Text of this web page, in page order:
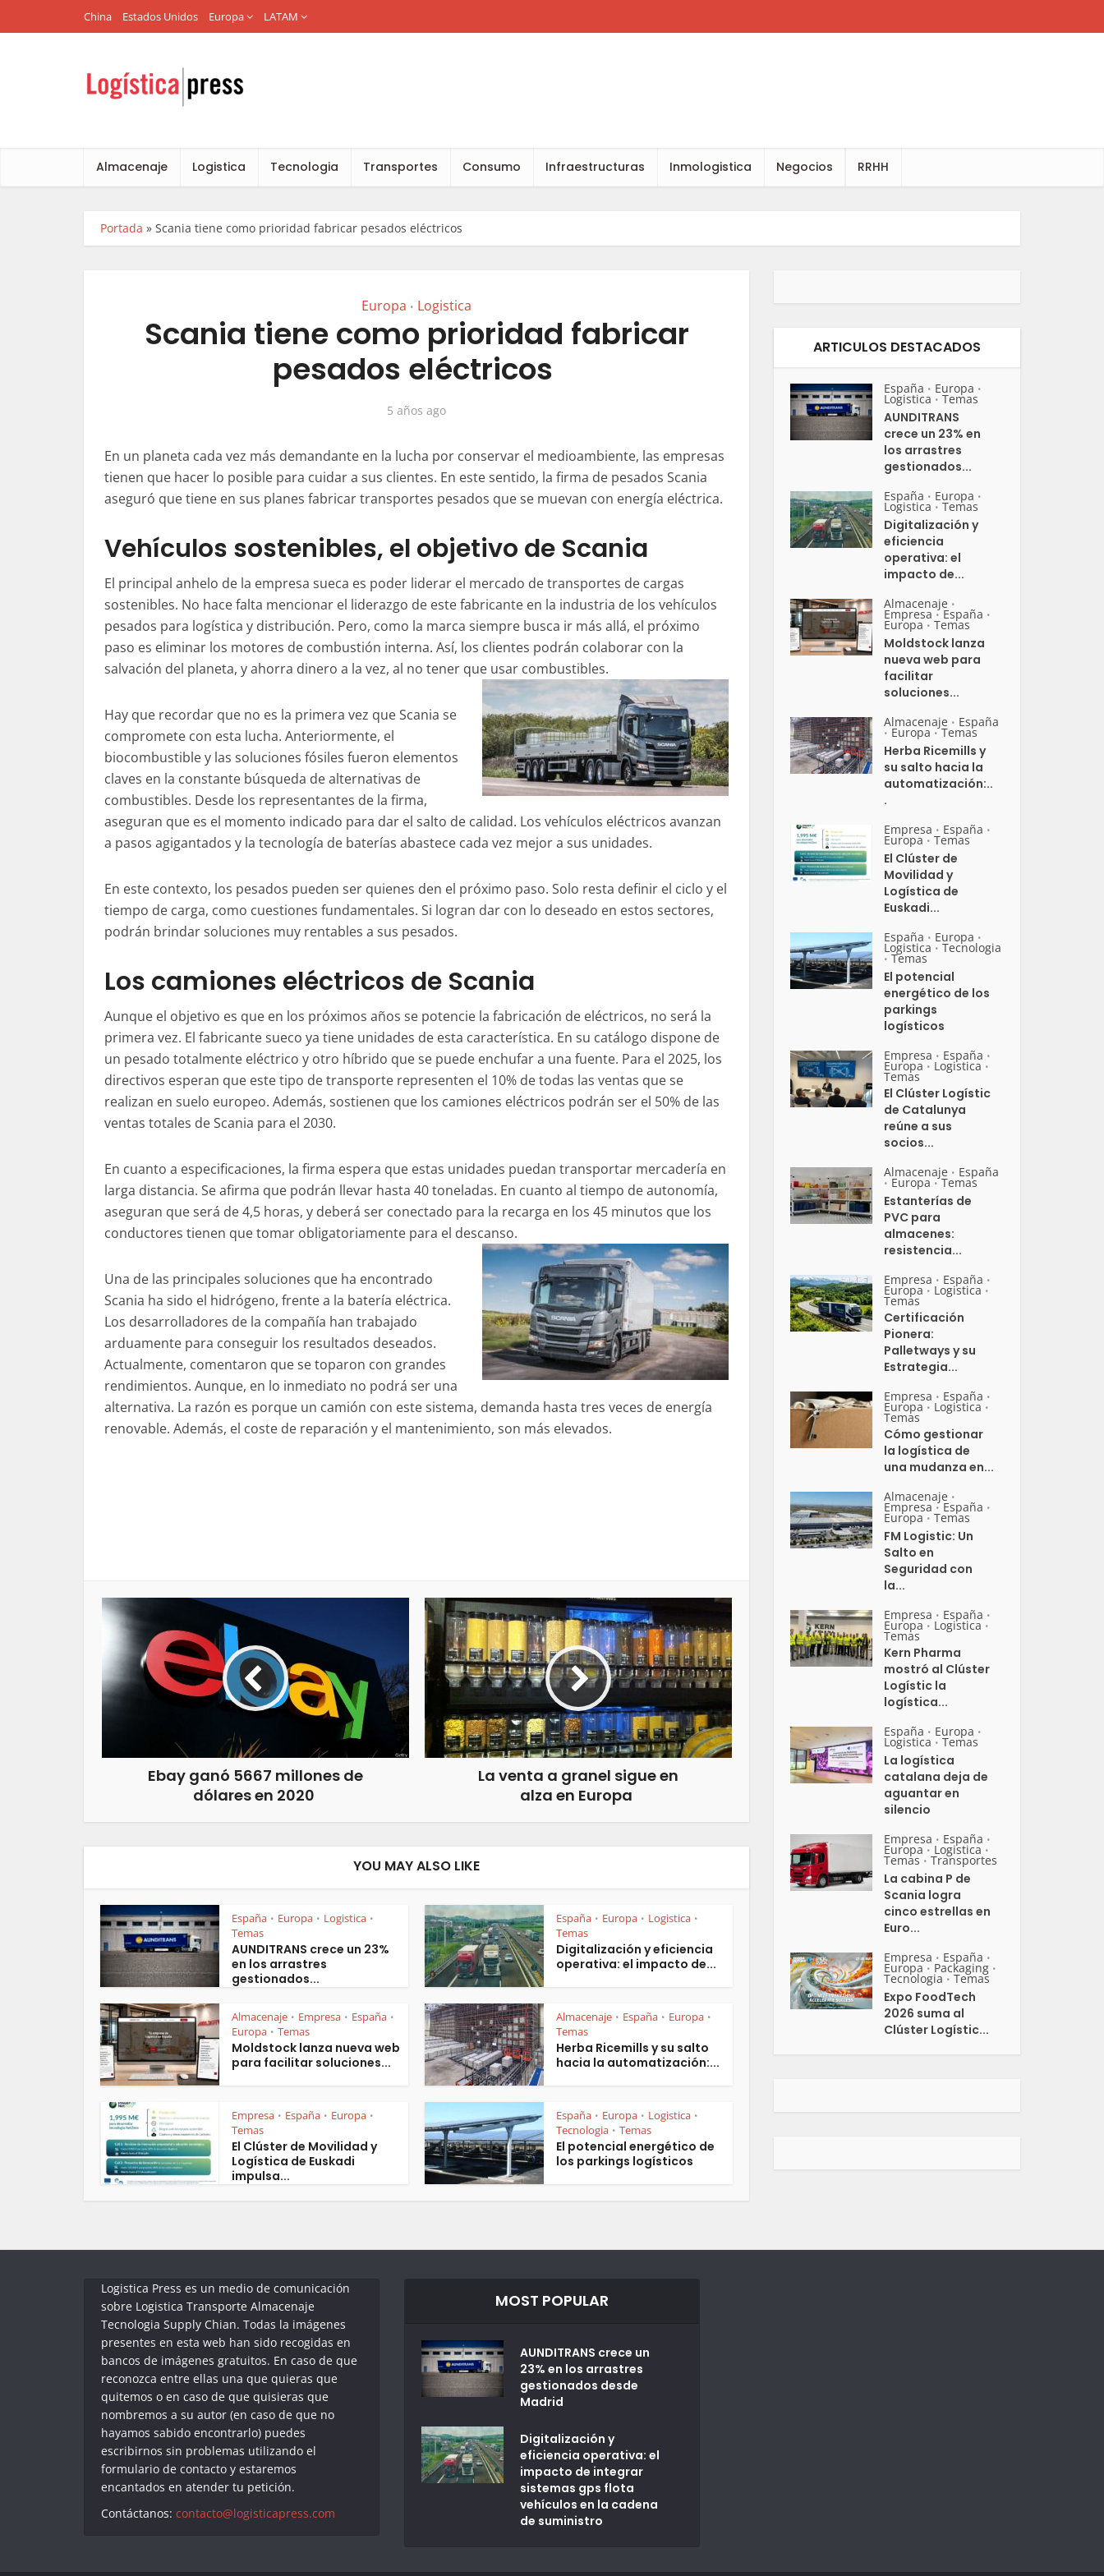
China Estados Unidos Europa LATAM
Almacenaje Logistica Tecnologia Transportes Consumo Infraestructuras Inmologistica Negocios RRHH
Portada » Scania tiene como prioridad fabricar pesados eléctricos
Europa • Logistica
Scania tiene como prioridad fabricar
pesados eléctricos
5 años ago
En un planeta cada vez más demandante en la lucha por conservar el medioambiente, las empresas
tienen que hacer lo posible para cuidar a sus clientes. En este sentido, la firma de pesados Scania
aseguró que tiene en sus planes fabricar transportes pesados que se muevan con energía eléctrica.
Vehículos sostenibles, el objetivo de Scania
El principal anhelo de la empresa sueca es poder liderar el mercado de transportes de cargas
sostenibles. No hace falta mencionar el liderazgo de este fabricante en la industria de los vehículos
pesados para logística y distribución. Pero, como la marca siempre busca ir más allá, el próximo
paso es eliminar los motores de combustión interna. Así, los clientes podrán colaborar con la
salvación del planeta, y ahorra dinero a la vez, al no tener que usar combustibles.
Hay que recordar que no es la primera vez que Scania se
compromete con esta lucha. Anteriormente, el
biocombustible y las soluciones fósiles fueron elementos
claves en la constante búsqueda de alternativas de
combustibles. Desde los representantes de la firma,
aseguran que es el momento indicado para dar el salto de calidad. Los vehículos eléctricos avanzan
a pasos agigantados y la tecnología de baterías abastece cada vez mejor a sus unidades.
En este contexto, los pesados pueden ser quienes den el próximo paso. Solo resta definir el ciclo y el
tiempo de carga, como cuestiones fundamentales. Si logran dar con lo deseado en estos sectores,
podrán brindar soluciones muy rentables a sus pesados.
Los camiones eléctricos de Scania
Aunque el objetivo es que en los próximos años se potencie la fabricación de eléctricos, no será la
primera vez. El fabricante sueco ya tiene unidades de esta característica. En su catálogo dispone de
un pesado totalmente eléctrico y otro híbrido que se puede enchufar a una fuente. Para el 2025, los
directivos esperan que este tipo de transporte representen el 10% de todas las ventas que se
realizan en suelo europeo. Además, sostienen que los camiones eléctricos podrán ser el 50% de las
ventas totales de Scania para el 2030.
En cuanto a especificaciones, la firma espera que estas unidades puedan transportar mercadería en
larga distancia. Se afirma que podrán llevar hasta 40 toneladas. En cuanto al tiempo de autonomía,
aseguran que será de 4,5 horas, y deberá ser conectado para la recarga en los 45 minutos que los
conductores tienen que tomar obligatoriamente para el descanso.
Una de las principales soluciones que ha encontrado
Scania ha sido el hidrógeno, frente a la batería eléctrica.
Los desarrolladores de la compañía han trabajado
arduamente para conseguir los resultados deseados.
Actualmente, comentaron que se toparon con grandes
rendimientos. Aunque, en lo inmediato no podrá ser una
alternativa. La razón es porque un camión con este sistema, demanda hasta tres veces de energía
renovable. Además, el coste de reparación y el mantenimiento, son más elevados.
Ebay ganó 5667 millones de
dólares en 2020
La venta a granel sigue en
alza en Europa
YOU MAY ALSO LIKE
España • Europa • Logistica •
Temas
AUNDITRANS crece un 23%
en los arrastres
gestionados...
España • Europa • Logistica •
Temas
Digitalización y eficiencia
operativa: el impacto de...
Almacenaje • Empresa • España •
Europa • Temas
Moldstock lanza nueva web
para facilitar soluciones...
Almacenaje • España • Europa •
Temas
Herba Ricemills y su salto
hacia la automatización:...
Empresa • España • Europa •
Temas
El Clúster de Movilidad y
Logística de Euskadi
impulsa...
España • Europa • Logistica •
Tecnologia • Temas
El potencial energético de
los parkings logísticos
ARTICULOS DESTACADOS
España • Europa •
Logistica • Temas
AUNDITRANS
crece un 23% en
los arrastres
gestionados...
España • Europa •
Logistica • Temas
Digitalización y
eficiencia
operativa: el
impacto de...
Almacenaje •
Empresa • España •
Europa • Temas
Moldstock lanza
nueva web para
facilitar
soluciones...
Almacenaje • España
• Europa • Temas
Herba Ricemills y
su salto hacia la
automatización:..
.
Empresa • España •
Europa • Temas
El Clúster de
Movilidad y
Logística de
Euskadi...
España • Europa •
Logistica • Tecnologia
• Temas
El potencial
energético de los
parkings
logísticos
Empresa • España •
Europa • Logistica •
Temas
El Clúster Logístic
de Catalunya
reúne a sus
socios...
Almacenaje • España
• Europa • Temas
Estanterías de
PVC para
almacenes:
resistencia...
Empresa • España •
Europa • Logistica •
Temas
Certificación
Pionera:
Palletways y su
Estrategia...
Empresa • España •
Europa • Logistica •
Temas
Cómo gestionar
la logística de
una mudanza en...
Almacenaje •
Empresa • España •
Europa • Temas
FM Logistic: Un
Salto en
Seguridad con
la...
Empresa • España •
Europa • Logistica •
Temas
Kern Pharma
mostró al Clúster
Logístic la
logística...
España • Europa •
Logistica • Temas
La logística
catalana deja de
aguantar en
silencio
Empresa • España •
Europa • Logistica •
Temas • Transportes
La cabina P de
Scania logra
cinco estrellas en
Euro...
Empresa • España •
Europa • Packaging •
Tecnologia • Temas
Expo FoodTech
2026 suma al
Clúster Logístic...
Logistica Press es un medio de comunicación
sobre Logistica Transporte Almacenaje
Tecnologia Supply Chian. Todas la imágenes
presentes en esta web han sido recogidas en
bancos de imágenes gratuitos. En caso de que
reconozca entre ellas una que quieras que
quitemos o en caso de que quisieras que
nombremos a su autor (en caso de que no
hayamos sabido encontrarlo) puedes
escribirnos sin problemas utilizando el
formulario de contacto y estaremos
encantados en atender tu petición.
Contáctanos: contacto@logisticapress.com
MOST POPULAR
AUNDITRANS crece un
23% en los arrastres
gestionados desde
Madrid
Digitalización y
eficiencia operativa: el
impacto de integrar
sistemas gps flota
vehículos en la cadena
de suministro